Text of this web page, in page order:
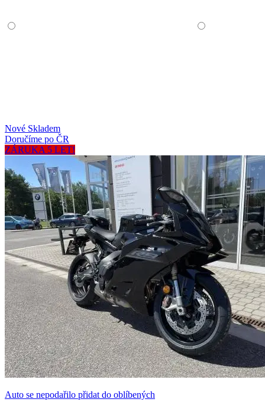
Nové Skladem
Doručíme po ČR
ZÁRUKA 5 LET!
Auto se nepodařilo přidat do oblíbených